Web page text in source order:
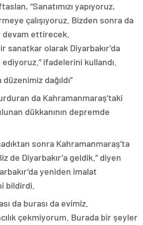
“Sanatımızı yapıyoruz,
çalışıyoruz. Bizden sonra da
devam ettirecek.
sanatkar olarak Diyarbakır’da
ifadelerini kullandı.
dağıldı”
da Kahramanmaraş’taki
dükkanının depremde
sonra Kahramanmaraş’ta
de Diyarbakır’a geldik.” diyen
yeniden imalat
bildirdi.
da burası da evimiz.
çekmiyorum. Burada bir şeyler